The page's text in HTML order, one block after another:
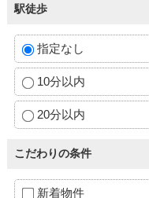
駅徒歩
指定なし
10分以内
20分以内
こだわりの条件
新着物件